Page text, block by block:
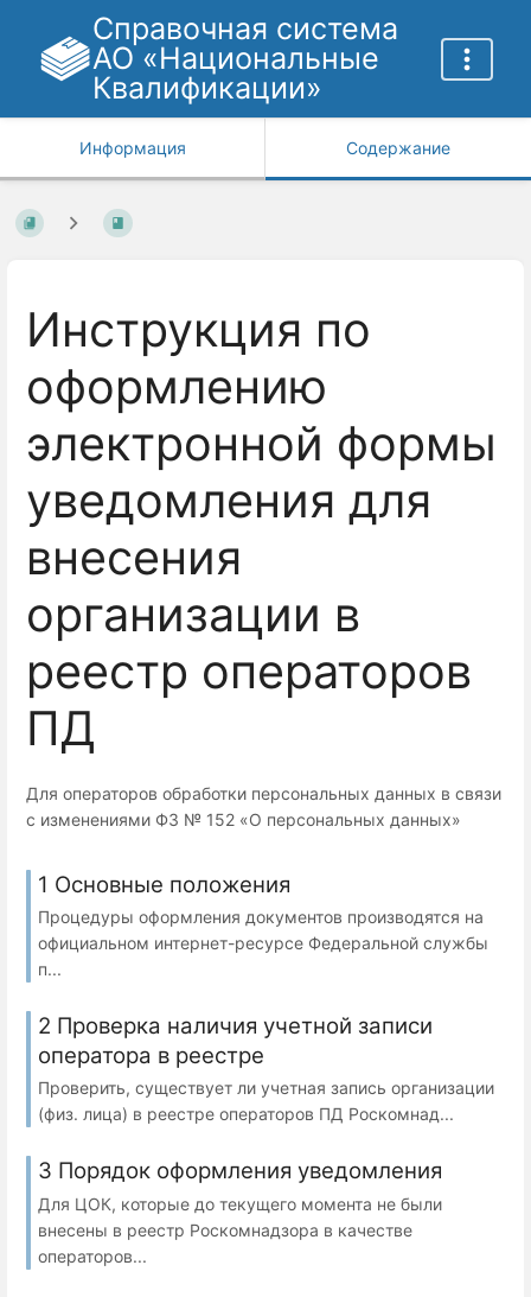
Справочная система
АО «Национальные
Квалификации»
Информация Содержание
Инструкция по
оформлению
электронной формы
уведомления для
внесения
организации в
реестр операторов
ПД
Для операторов обработки персональных данных в связи
с изменениями ФЗ № 152 «О персональных данных»
1 Основные положения
Процедуры оформления документов производятся на
официальном интернет-ресурсе Федеральной службы
п...
2 Проверка наличия учетной записи
оператора в реестре
Проверить, существует ли учетная запись организации
(физ. лица) в реестре операторов ПД Роскомнад...
3 Порядок оформления уведомления
Для ЦОК, которые до текущего момента не были
внесены в реестр Роскомнадзора в качестве
операторов...